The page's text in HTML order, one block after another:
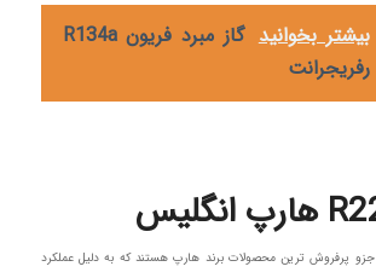
بیشتر بخوانید
گاز مبرد فریون R134a
رفریجرانت
جزو پرفروش ترین محصولات برند هارپ هستند که به دلیل عملکرد